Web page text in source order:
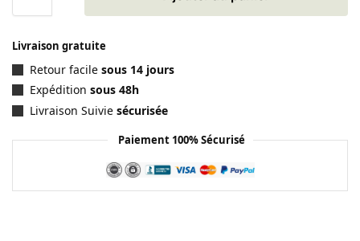
Livraison gratuite
Retour facile sous 14 jours
Expédition sous 48h
Livraison Suivie sécurisée
Paiement 100% Sécurisé